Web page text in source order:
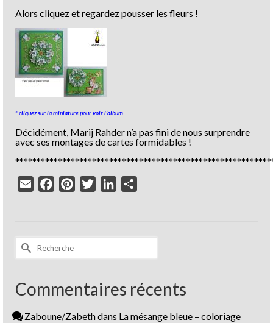
Alors cliquez et regardez pousser les fleurs !
* cliquez sur la miniature pour voir l’album
Décidément, Marij Rahder n’a pas fini de nous surprendre
avec ses montages de cartes formidables !
Email
FacebookPinterestTwitterLinkedIn
Rechercher :
Commentaires récents
Zaboune/Zabethdans La mésange bleue – coloriage